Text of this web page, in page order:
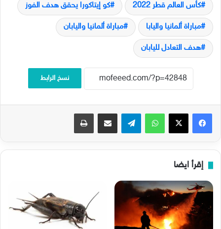
كأس العالم قطر 2022 كو إيتاكورا يحقق هدف الفوز
مباراة ألمانيا واليابا مباراة ألمانيا واليابان
هدف التعادل لليابان
نسخ الرابط
فيسبوك‫X واتساب تيلقرام مشاركة عبر البريد طباعة
إقرأ ايضا